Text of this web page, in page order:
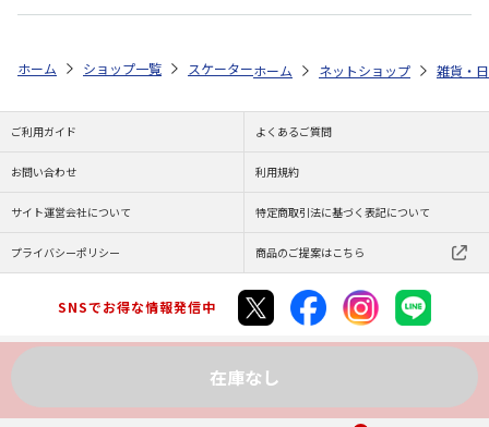
在庫なし
ホーム ショップ一覧 スケーター 竹箸 21cm メタモン ANT4
ホーム ネットショップ 雑貨・
ご利用ガイド よくあるご質問
お問い合わせ 利用規約
サイト運営会社について 特定商取引法に基づく表記について
プライバシーポリシー 商品のご提案はこちら
SNSでお得な情報発信中